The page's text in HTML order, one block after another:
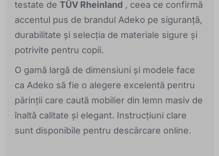
testate de TÜV Rheinland , ceea ce confirmă
accentul pus de brandul Adeko pe siguranță,
durabilitate și selecția de materiale sigure și
potrivite pentru copii.
O gamă largă de dimensiuni și modele face
ca Adeko să fie o alegere excelentă pentru
părinții care caută mobilier din lemn masiv de
înaltă calitate și elegant. Instrucțiuni clare
sunt disponibile pentru descărcare online.